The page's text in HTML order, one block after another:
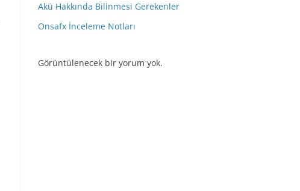
Akü Hakkında Bilinmesi Gerekenler
Onsafx İnceleme Notları
Görüntülenecek bir yorum yok.